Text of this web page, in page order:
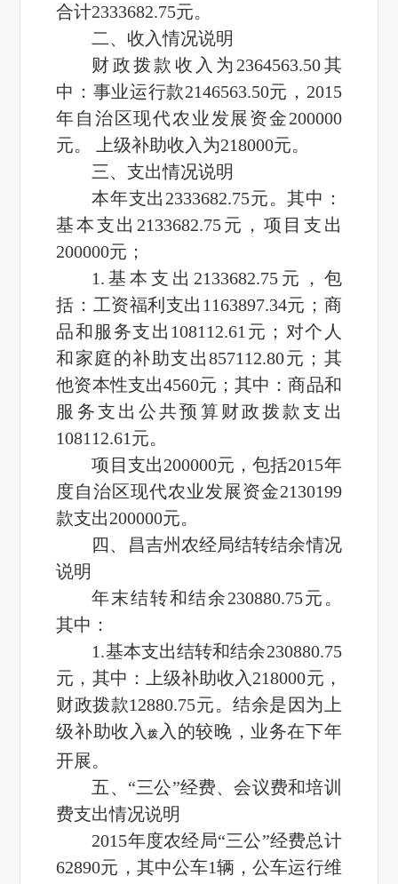
合计2333682.75元。
二、收入情况说明
财政拨款收入为2364563.50其
中：事业运行款2146563.50元，2015
年自治区现代农业发展资金200000
元。 上级补助收入为218000元。
三、支出情况说明
本年支出2333682.75元。其中：
基本支出2133682.75元，项目支出
200000元；
1.基本支出2133682.75元，包
括：工资福利支出1163897.34元；商
品和服务支出108112.61元；对个人
和家庭的补助支出857112.80元；其
他资本性支出4560元；其中：商品和
服务支出公共预算财政拨款支出
108112.61元。
项目支出200000元，包括2015年
度自治区现代农业发展资金2130199
款支出200000元。
四、昌吉州农经局结转结余情况
说明
年末结转和结余230880.75元。
其中：
1.基本支出结转和结余230880.75
元，其中：上级补助收入218000元，
财政拨款12880.75元。结余是因为上
级补助收入拨 入的较晚，业务在下年
开展。
五、“三公”经费、会议费和培训
费支出情况说明
2015年度农经局“三公”经费总计
62890元，其中公车1辆，公车运行维